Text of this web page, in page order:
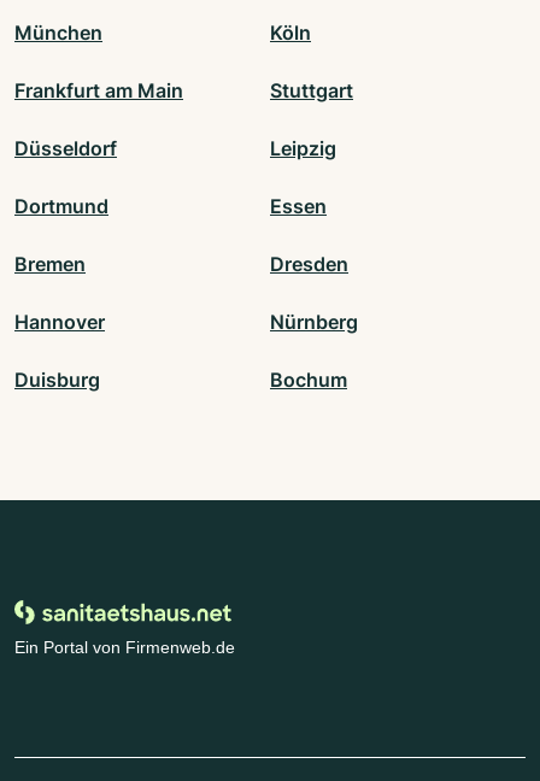
München Köln
Frankfurt am Main Stuttgart
Düsseldorf Leipzig
Dortmund Essen
Bremen Dresden
Hannover Nürnberg
Duisburg Bochum
Ein Portal von Firmenweb.de